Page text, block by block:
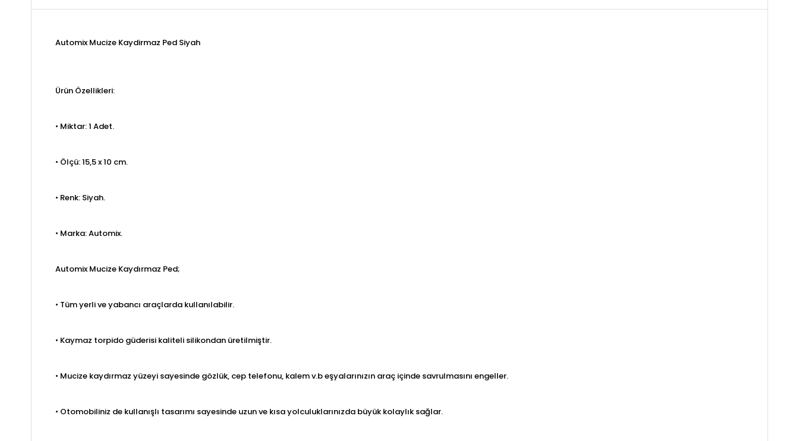
Automix Mucize Kaydirmaz Ped Siyah
Ürün Özellikleri:
• Miktar: 1 Adet.
• Ölçü: 15,5 x 10 cm.
• Renk: Siyah.
• Marka: Automix.
Automix Mucize Kaydırmaz Ped;
• Tüm yerli ve yabancı araçlarda kullanılabilir.
• Kaymaz torpido güderisi kaliteli silikondan üretilmiştir.
• Mucize kaydırmaz yüzeyi sayesinde gözlük, cep telefonu, kalem v.b eşyalarınızın araç içinde savrulmasını engeller.
• Otomobiliniz de kullanışlı tasarımı sayesinde uzun ve kısa yolculuklarınızda büyük kolaylık sağlar.